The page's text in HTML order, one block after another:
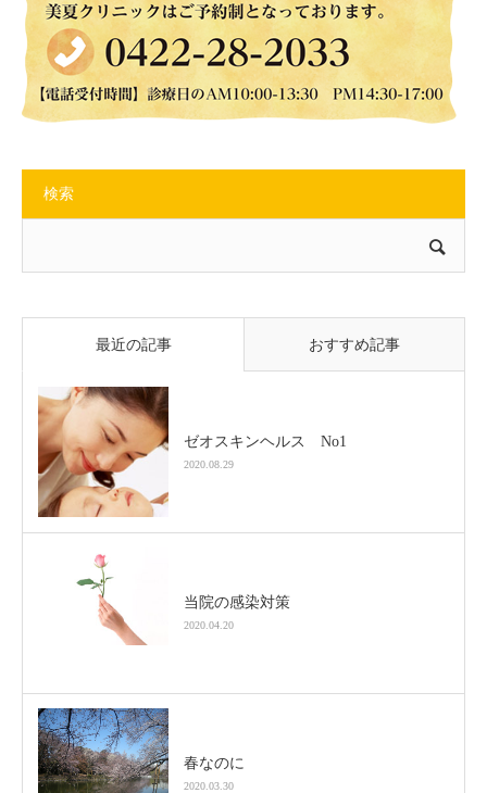
検索
最近の記事 おすすめ記事
ゼオスキンヘルス No1
2020.08.29
当院の感染対策
2020.04.20
春なのに
2020.03.30